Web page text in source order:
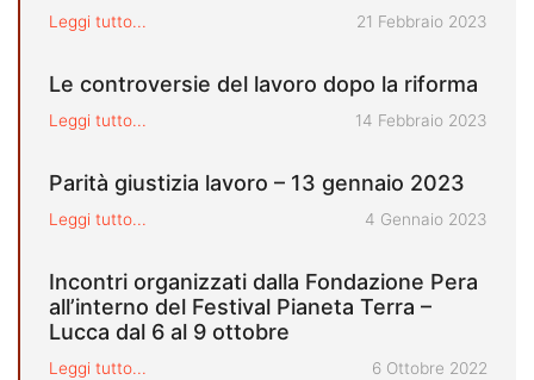
Leggi tutto... Pubblicato il
21 Febbraio 2023
Le controversie del lavoro dopo la riforma
Leggi tutto... Pubblicato il
14 Febbraio 2023
Parità giustizia lavoro – 13 gennaio 2023
Leggi tutto... Pubblicato il
4 Gennaio 2023
Incontri organizzati dalla Fondazione Pera
all’interno del Festival Pianeta Terra –
Lucca dal 6 al 9 ottobre
Leggi tutto... Pubblicato il
6 Ottobre 2022